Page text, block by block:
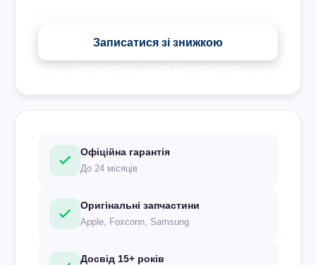
Записатися зі знижкою
Передзвонимо за 5 хвилин. Ваші дані захищені.
Офіційна гарантія
До 24 місяців
Оригінальні запчастини
Apple, Foxconn, Samsung
Досвід 15+ років